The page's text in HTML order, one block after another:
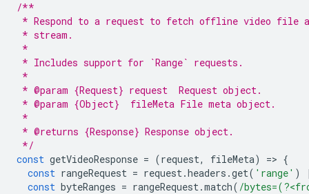
/**
* Respond to a request to fetch offline video file
* stream.
*
* Includes support for `Range` requests.
*
* @param {Request} request  Request object.
* @param {Object}  fileMeta File meta object.
*
* @returns {Response} Response object.
*/
const getVideoResponse = (request, fileMeta) => {
const rangeRequest = request.headers .get( 'range' )
const byteRanges = rangeRequest.match( /